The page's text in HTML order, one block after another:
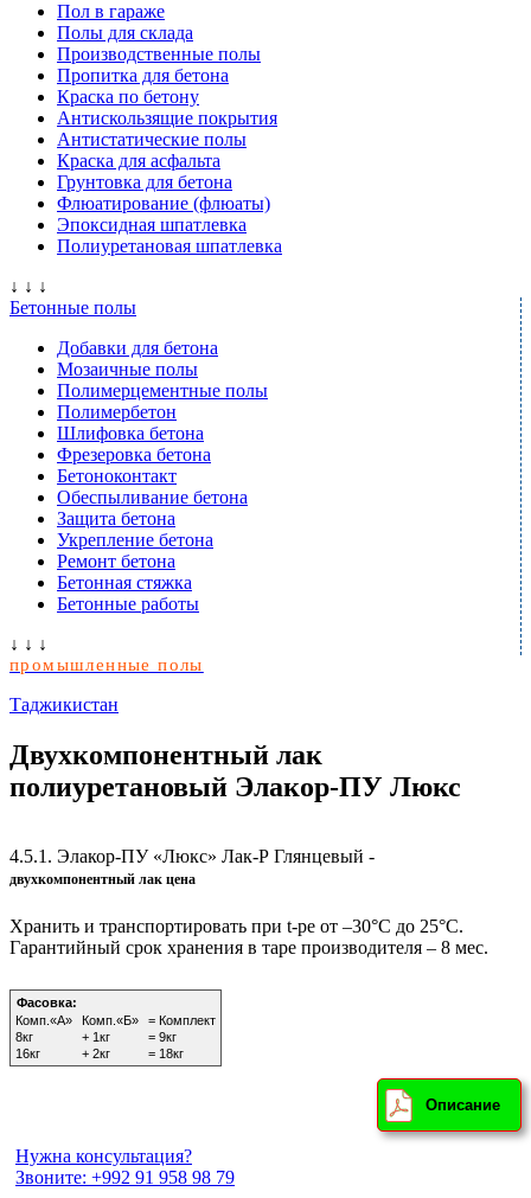
Пол в гараже
Полы для склада
Производственные полы
Пропитка для бетона
Краска по бетону
Антискользящие покрытия
Антистатические полы
Краска для асфальта
Грунтовка для бетона
Флюатирование (флюаты)
Эпоксидная шпатлевка
Полиуретановая шпатлевка
↓ ↓ ↓
Бетонные полы
Добавки для бетона
Мозаичные полы
Полимерцементные полы
Полимербетон
Шлифовка бетона
Фрезеровка бетона
Бетоноконтакт
Обеспыливание бетона
Защита бетона
Укрепление бетона
Ремонт бетона
Бетонная стяжка
Бетонные работы
↓ ↓ ↓
промышленные полы
Таджикистан
Двухкомпонентный лак
полиуретановый Элакор-ПУ Люкс
4.5.1. Элакор-ПУ «Люкс» Лак-Р Глянцевый -
двухкомпонентный лак цена
Хранить и транспортировать при t-ре от –30°С до 25°С.
Гарантийный срок хранения в таре производителя – 8 мес.
Фасовка:
Комп.«А»
Комп.«Б» = Комплект
8кг
+ 1кг = 9кг
16кг
+ 2кг = 18кг
Описание
Нужна консультация?
Звоните: +992 91 958 98 79